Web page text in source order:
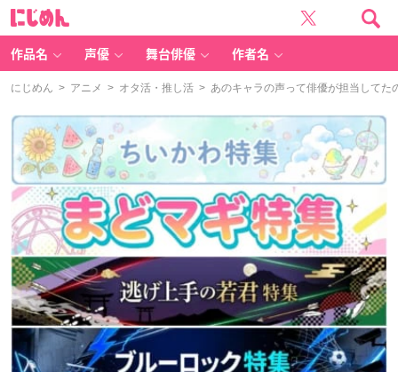
作品名 声優 舞台俳優 作者名
にじめん > アニメ > オタ活・推し活 > あのキャラの声って俳優が担当してた